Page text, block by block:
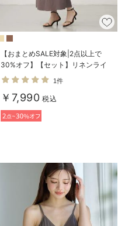
【おまとめSALE対象|2点以上で
30%オフ】【セット】リネンライ
クフレンチスリーブトップス＆セミ
フレアスカートセットアップ マタ
ニティ・授乳服【出産後も長く着ら
れる】
1件
￥7,990 税込